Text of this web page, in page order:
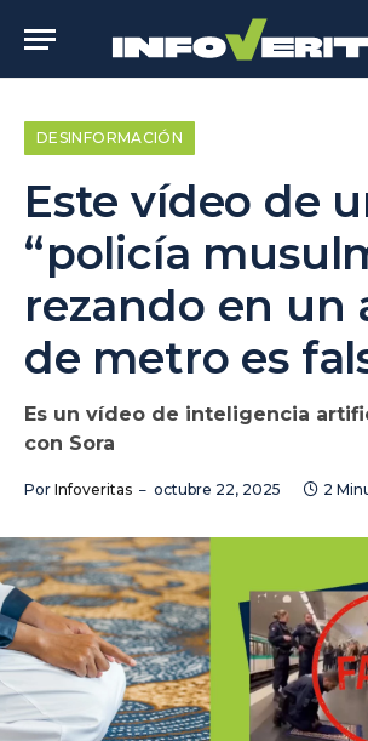
DESINFORMACIÓN
Este vídeo de
“policía
rezando en un
de metro es
Es un vídeo de inteligencia
con Sora
Por Infoveritas octubre 22, 2025 2